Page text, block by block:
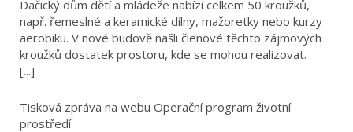
Dačický dům dětí a mládeže nabízí celkem 50 kroužků,
např. řemeslné a keramické dílny, mažoretky nebo kurzy
aerobiku. V nové budově našli členové těchto zájmových
kroužků dostatek prostoru, kde se mohou realizovat.
[...]
Tisková zpráva na webu Operační program životní
prostředí